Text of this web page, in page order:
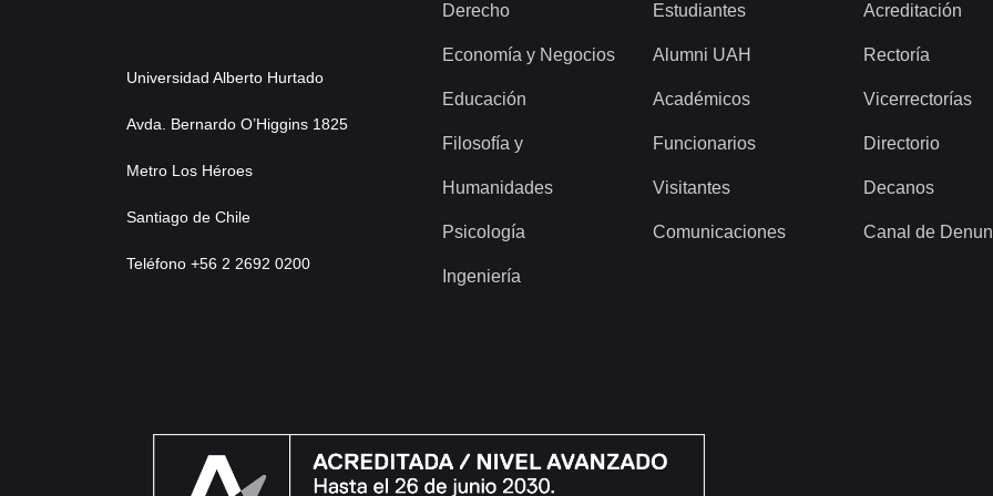
Universidad Alberto Hurtado
Avda. Bernardo O’Higgins 1825
Metro Los Héroes
Santiago de Chile
Teléfono +56 2 2692 0200
Derecho
Economía y Negocios
Educación
Filosofía y
Humanidades
Psicología
Ingeniería
Estudiantes
Alumni UAH
Académicos
Funcionarios
Visitantes
Comunicaciones
Acreditación
Rectoría
Vicerrectorías
Directorio
Decanos
Canal de